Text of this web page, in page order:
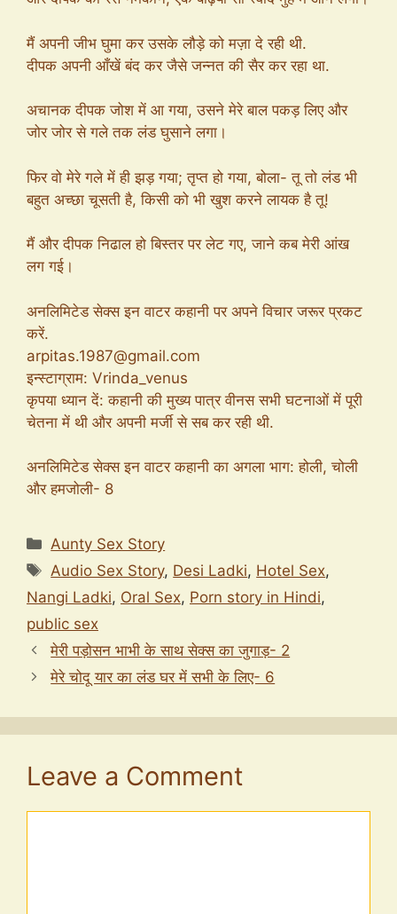
मैं अपनी जीभ घुमा कर उसके लौड़े को मज़ा दे रही थी.
दीपक अपनी आँखें बंद कर जैसे जन्नत की सैर कर रहा था.
अचानक दीपक जोश में आ गया, उसने मेरे बाल पकड़ लिए और
जोर जोर से गले तक लंड घुसाने लगा।
फिर वो मेरे गले में ही झड़ गया; तृप्त हो गया, बोला- तू तो लंड भी
बहुत अच्छा चूसती है, किसी को भी खुश करने लायक है तू!
मैं और दीपक निढाल हो बिस्तर पर लेट गए, जाने कब मेरी आंख
लग गई।
अनलिमिटेड सेक्स इन वाटर कहानी पर अपने विचार जरूर प्रकट
करें.
arpitas.1987@gmail.com
इन्स्टाग्राम: Vrinda_venus
कृपया ध्यान दें: कहानी की मुख्य पात्र वीनस सभी घटनाओं में पूरी
चेतना में थी और अपनी मर्जी से सब कर रही थी.
अनलिमिटेड सेक्स इन वाटर कहानी का अगला भाग: होली, चोली
और हमजोली- 8
Categories
Aunty Sex Story
Tags
Audio Sex Story, Desi Ladki, Hotel Sex,
Nangi Ladki, Oral Sex, Porn story in Hindi,
public sex
मेरी पड़ोसन भाभी के साथ सेक्स का जुगाड़- 2
मेरे चोदू यार का लंड घर में सभी के लिए- 6
Leave a Comment